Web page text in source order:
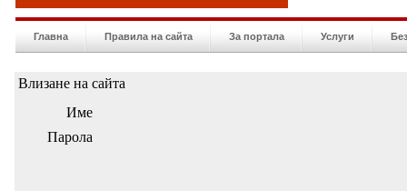
Главна Правила на сайта За портала Услуги
Влизане на сайта
Име
Парола